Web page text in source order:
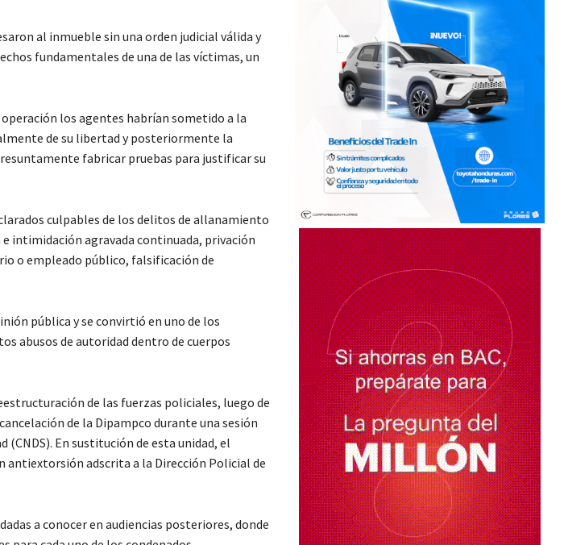
al inmueble sin una orden judicial válida y
fundamentales de una de las víctimas, un
los agentes habrían sometido a la
de su libertad y posteriormente la
fabricar pruebas para justificar su
culpables de los delitos de allanamiento
intimidación agravada continuada, privación
o empleado público, falsificación de
pública y se convirtió en uno de los
abusos de autoridad dentro de cuerpos
de las fuerzas policiales, luego de
de la Dipampco durante una sesión
(CNDS). En sustitución de esta unidad, el
antiextorsión adscrita a la Dirección Policial de
a conocer en audiencias posteriores, donde